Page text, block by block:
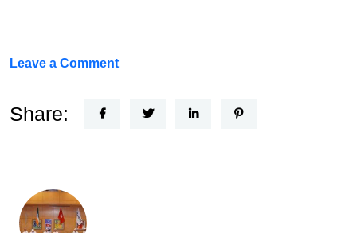
Leave a Commenton
Horizon
la
Share: